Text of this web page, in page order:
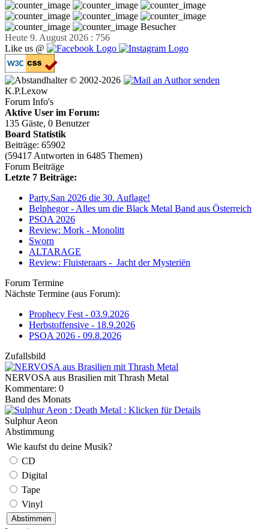
Besucher
Heute 9. August 2026 : 756
Like us @
© 2002-2026
K.P.Lexow
Forum Info's
Aktive User im Forum:
135 Gäste, 0 Benutzer
Board Statistik
Beiträge: 65902
(59417 Antworten in 6485 Themen)
Forum Beiträge
Letzte 7 Beiträge:
Party.San 2026 die 30. Auflage!
Belphegor - Alles um die Black Metal Band aus Österreich
PSOA 2026
Review: Mork - Monolitt
Sworn
ALTARAGE
Review: Fluisteraars - Jacht der Mysteriën
Forum Termine
Nächste Termine (aus Forum):
Prophecy Fest - 03.9.2026
Herbstoffensive - 18.9.2026
PSOA 2026 - 09.8.2026
Zufallsbild
NERVOSA aus Brasilien mit Thrash Metal
Kommentare: 0
Band des Monats
Sulphur Aeon
Abstimmung
Wie kaufst du deine Musik?
CD
Digital
Tape
Vinyl